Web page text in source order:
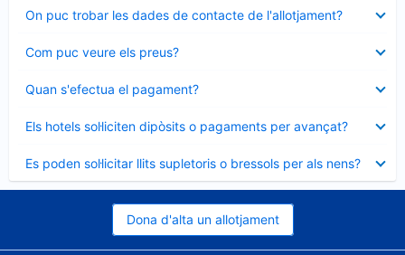
On puc trobar les dades de contacte de l'allotjament?
tancat
Com puc veure els preus?
tancat
Quan s'efectua el pagament?
tancat
Els hotels sol·liciten dipòsits o pagaments per avançat?
tancat
Es poden sol·licitar llits supletoris o bressols per als nens?
tancat
Dona d'alta un allotjament